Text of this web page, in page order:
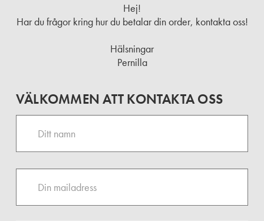
Hej!
Har du frågor kring hur du betalar din order, kontakta oss!
Hälsningar
Pernilla
VÄLKOMMEN ATT KONTAKTA OSS